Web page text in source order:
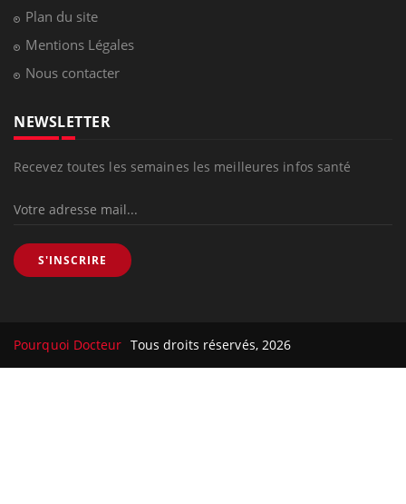
Plan du site
Mentions Légales
Nous contacter
NEWSLETTER
Recevez toutes les semaines les meilleures infos santé
S'INSCRIRE
Pourquoi Docteur Tous droits réservés, 2026